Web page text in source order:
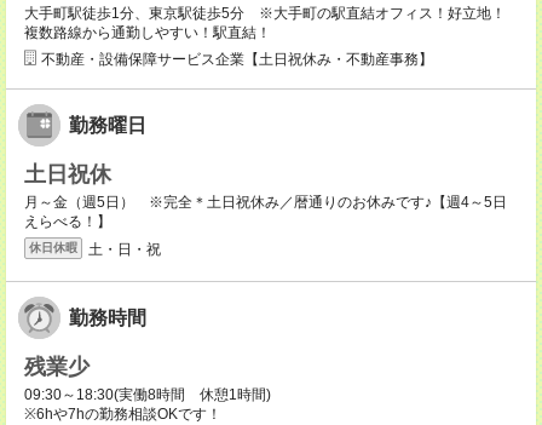
大手町駅徒歩1分、東京駅徒歩5分 ※大手町の駅直結オフィス！好立地！
複数路線から通勤しやすい！駅直結！
不動産・設備保障サービス企業【土日祝休み・不動産事務】
勤務曜日
土日祝休
月～金（週5日） ※完全＊土日祝休み／暦通りのお休みです♪【週4～5日
えらべる！】
休日休暇 土・日・祝
勤務時間
残業少
09:30～18:30(実働8時間 休憩1時間)
※6hや7hの勤務相談OKです！